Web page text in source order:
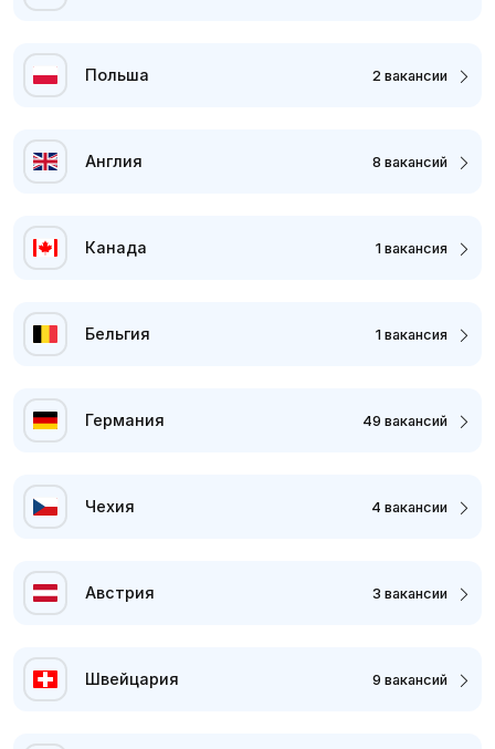
Польша 2 вакансии
Англия 8 вакансий
Канада 1 вакансия
Бельгия 1 вакансия
Германия 49 вакансий
Чехия 4 вакансии
Австрия 3 вакансии
Швейцария 9 вакансий